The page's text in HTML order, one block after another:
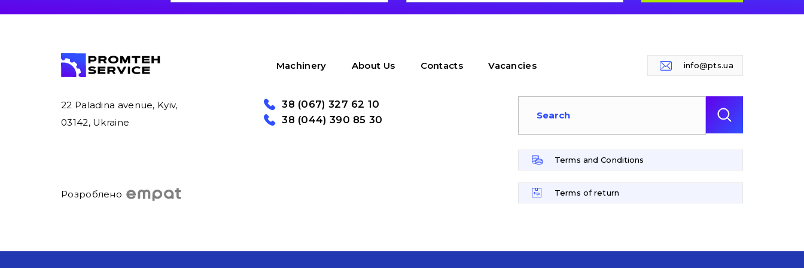
Machinery About Us Contacts Vacancies info@pts.ua
22 Paladina avenue, Kyiv,
03142, Ukraine
Розроблено
38 (067) 327 62 10
38 (044) 390 85 30
Terms and Conditions
Terms of return